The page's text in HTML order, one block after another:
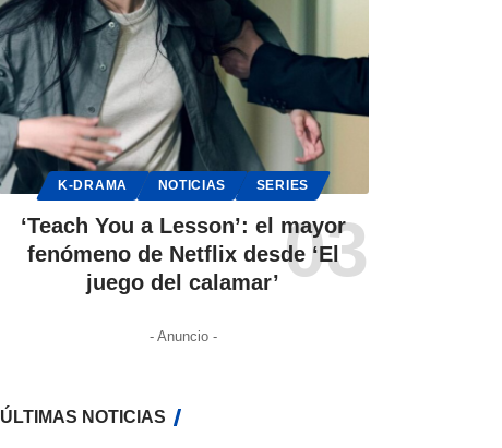
K-DRAMA NOTICIAS SERIES
‘Teach You a Lesson’: el mayor
fenómeno de Netflix desde ‘El
juego del calamar’
- Anuncio -
ÚLTIMAS NOTICIAS